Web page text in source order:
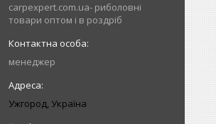
carpexpert.com.ua- риболовні
товари оптом і в роздріб
менеджер
Ужгород, Україна